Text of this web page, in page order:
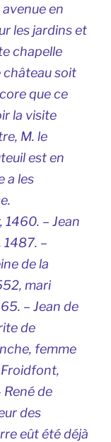
avenue en
les jardins et
chapelle
château soit
que ce
la visite
M. le
est en
a les
1460. – Jean
1487. –
de la
mari
– Jean de
de
femme
René de
des
eût été déjà